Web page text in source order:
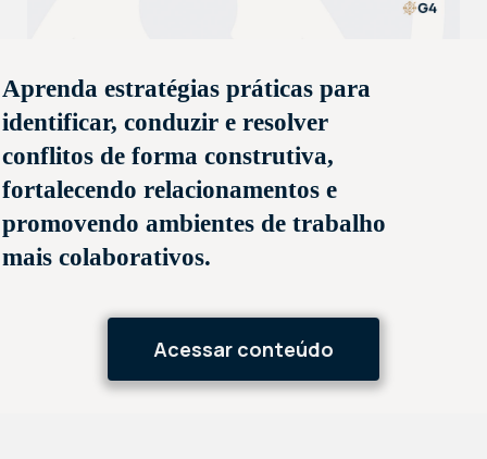
Aprenda estratégias práticas para
identificar, conduzir e resolver
conflitos de forma construtiva,
fortalecendo relacionamentos e
promovendo ambientes de trabalho
mais colaborativos.
Acessar conteúdo